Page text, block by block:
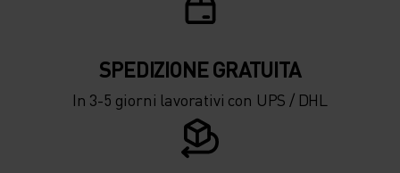
SPEDIZIONE ​​​​​​GRATUITA
In 3-5 giorni lavorativi con UPS / DHL